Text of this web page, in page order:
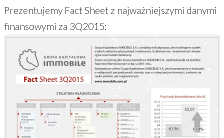
Prezentujemy Fact Sheet z najważniejszymi danymi
finansowymi za 3Q2015: